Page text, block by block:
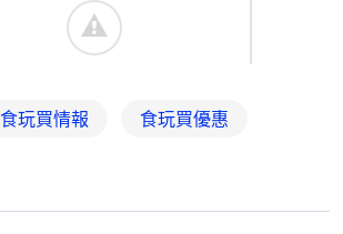
食玩買情報 食玩買優惠